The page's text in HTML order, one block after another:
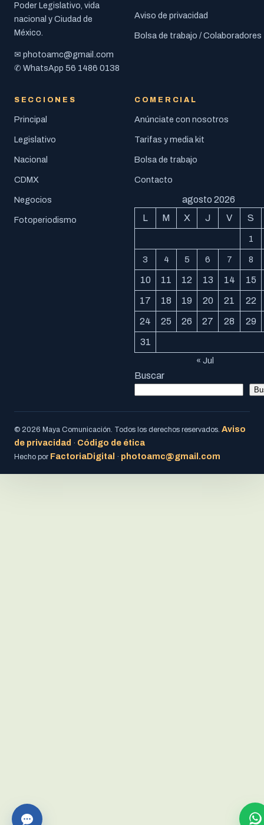
Poder Legislativo, vida
nacional y Ciudad de
México.
✉ photoamc@gmail.com
✆ WhatsApp 56 1486 0138
Aviso de privacidad
Bolsa de trabajo / Colaboradores
SECCIONES
Principal
Legislativo
Nacional
CDMX
Negocios
Fotoperiodismo
COMERCIAL
Anúnciate con nosotros
Tarifas y media kit
Bolsa de trabajo
Contacto
agosto 2026
L
M X J V S
1
3 4 5 6 7 8
10 11 12 13 14 15
17 18 19 20 21 22
24 25 26 27 28 29
31
« Jul
Buscar
© 2026 Maya Comunicación. Todos los derechos reservados. Aviso
de privacidad · Código de ética
Hecho por FactoriaDigital · photoamc@gmail.com